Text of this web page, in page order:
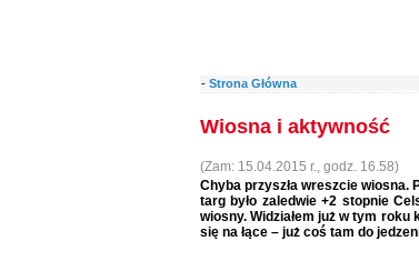
- Strona Główna
Wiosna i aktywność
(Zam: 15.04.2015 r., godz. 16.58)
Chyba przyszła wreszcie wiosna.
targ było zaledwie +2 stopnie
wiosny. Widziałem już w tym
się na łące – już coś tam do